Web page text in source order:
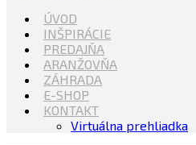
Florasystem Žilina
Kvety, Sviečky, dekorácie, Záhrada
ÚVOD
INŠPIRÁCIE
PREDAJŇA
ARANŽOVŇA
ZÁHRADA
E-SHOP
KONTAKT
Virtuálna prehliadka